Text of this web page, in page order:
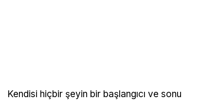
Kendisi hiçbir şeyin bir başlangıcı ve sonu